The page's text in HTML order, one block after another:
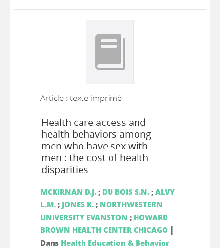
Article : texte imprimé
Health care access and
health behaviors among
men who have sex with
men : the cost of health
disparities
MCKIRNAN D.J.; DU BOIS S.N.; ALVY
L.M.; JONES K.; NORTHWESTERN
UNIVERSITY EVANSTON ; HOWARD
BROWN HEALTH CENTER CHICAGO |
Dans Health Education & Behavior